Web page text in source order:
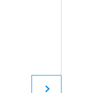
LEES VERDER